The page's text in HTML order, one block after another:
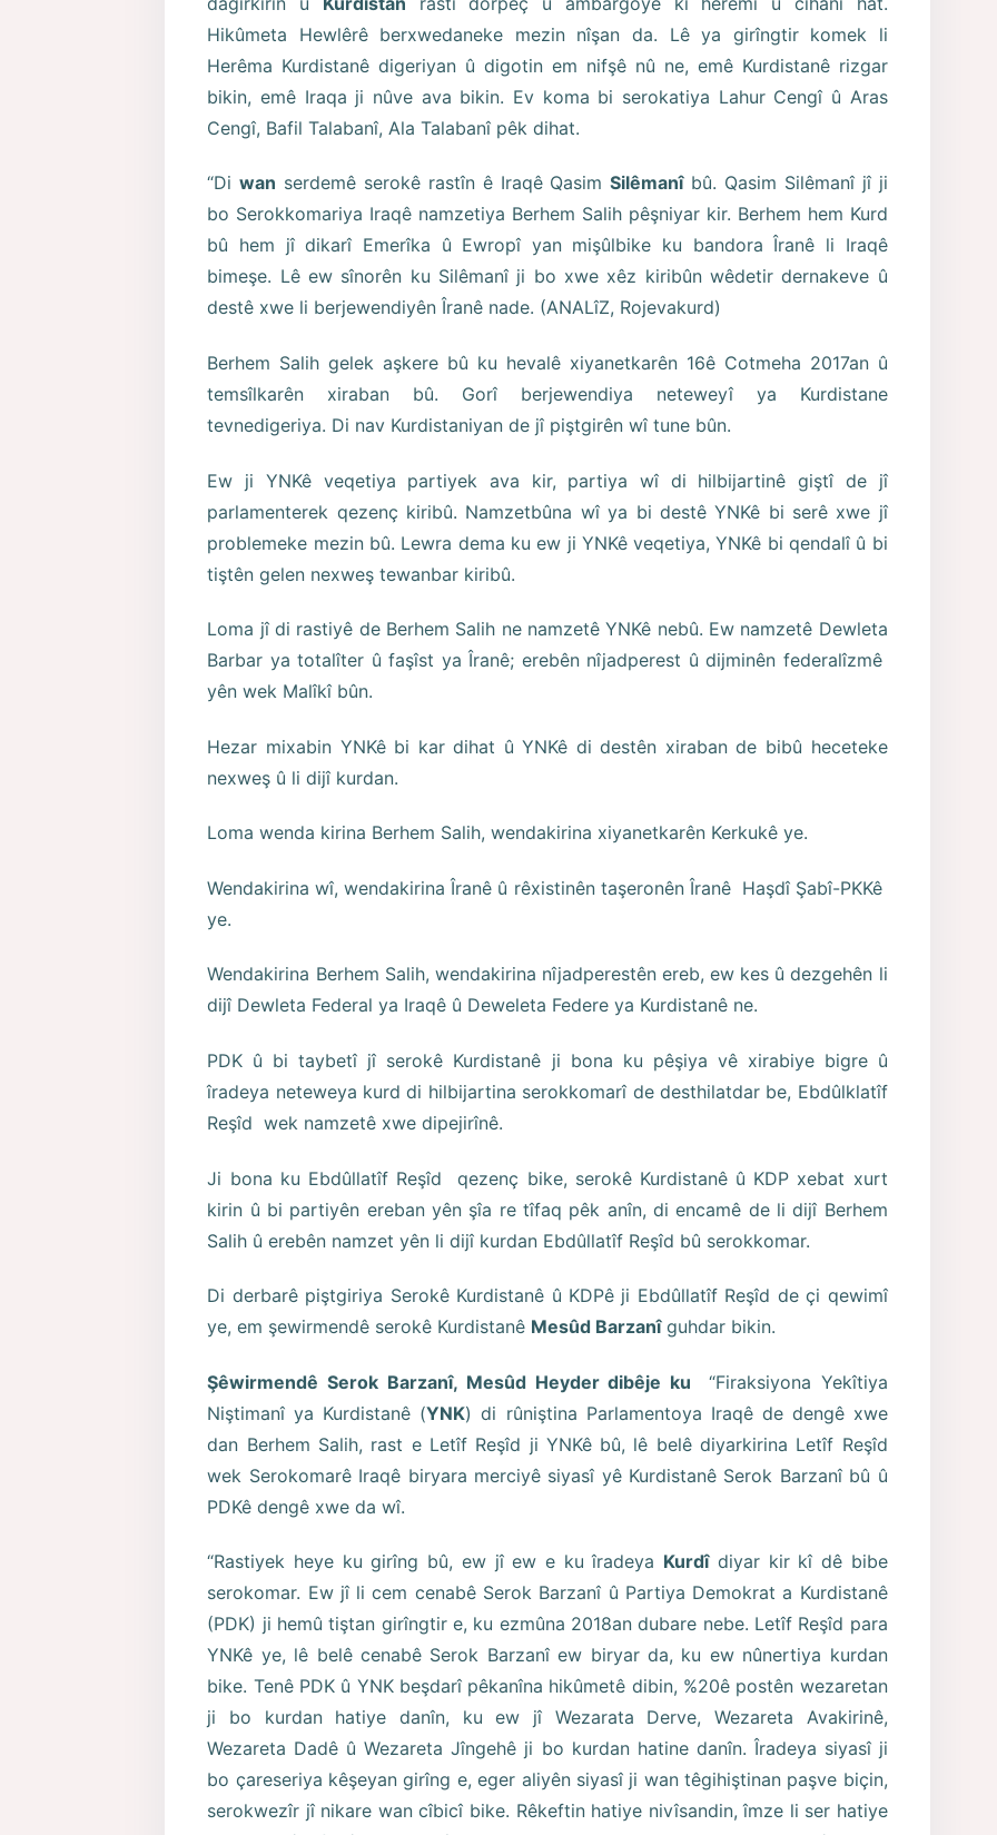
Hikûmeta Hewlêrê berxwedaneke mezin nîşan da. Lê ya girîngtir komek li
Herêma Kurdistanê digeriyan û digotin em nifşê nû ne, emê Kurdistanê rizgar
bikin, emê Iraqa ji nûve ava bikin. Ev koma bi serokatiya Lahur Cengî û Aras
Cengî, Bafil Talabanî, Ala Talabanî pêk dihat.
“Diwan serdemê serokê rastîn ê Iraqê QasimSilêmanîbû. Qasim Silêmanî jî ji
bo Serokkomariya Iraqê namzetiya Berhem Salih pêşniyar kir. Berhem hem Kurd
bû hem jî dikarî Emerîka û Ewropî yan mişûlbike ku bandora Îranê li Iraqê
bimeşe. Lê ew sînorên ku Silêmanî ji bo xwe xêz kiribûn wêdetir dernakeve û
destê xwe li berjewendiyên Îranê nade. (ANALîZ, Rojevakurd)
Berhem Salih gelek aşkere bû ku hevalê xiyanetkarên 16ê Cotmeha 2017an û
temsîlkarên xiraban bû. Gorî berjewendiya neteweyî ya Kurdistane
tevnedigeriya. Di nav Kurdistaniyan de jî piştgirên wî tune bûn.
Ew ji YNKê veqetiya partiyek ava kir, partiya wî di hilbijartinê giştî de jî
parlamenterek qezenç kiribû. Namzetbûna wî ya bi destê YNKê bi serê xwe jî
problemeke mezin bû. Lewra dema ku ew ji YNKê veqetiya, YNKê bi qendalî û bi
tiştên gelen nexweş tewanbar kiribû.
Loma jî di rastiyê de Berhem Salih ne namzetê YNKê nebû. Ew namzetê Dewleta
Barbar ya totalîter û faşîst ya Îranê; erebên nîjadperest û dijminên federalîzmê
yên wek Malîkî bûn.
Hezar mixabin YNKê bi kar dihat û YNKê di destên xiraban de bibû heceteke
nexweş û li dijî kurdan.
Loma wenda kirina Berhem Salih, wendakirina xiyanetkarên Kerkukê ye.
Wendakirina wî, wendakirina Îranê û rêxistinên taşeronên Îranê Haşdî Şabî-PKKê
ye.
Wendakirina Berhem Salih, wendakirina nîjadperestên ereb, ew kes û dezgehên li
dijî Dewleta Federal ya Iraqê û Deweleta Federe ya Kurdistanê ne.
PDK û bi taybetî jî serokê Kurdistanê ji bona ku pêşiya vê xirabiye bigre û
îradeya neteweya kurd di hilbijartina serokkomarî de desthilatdar be, Ebdûlklatîf
Reşîd wek namzetê xwe dipejirînê.
Ji bona ku Ebdûllatîf Reşîd qezenç bike, serokê Kurdistanê û KDP xebat xurt
kirin û bi partiyên ereban yên şîa re tîfaq pêk anîn, di encamê de li dijî Berhem
Salih û erebên namzet yên li dijî kurdan Ebdûllatîf Reşîd bû serokkomar.
Di derbarê piştgiriya Serokê Kurdistanê û KDPê ji Ebdûllatîf Reşîd de çi qewimî
ye, em şewirmendê serokê Kurdistanê Mesûd Barzanîguhdar bikin.
Şêwirmendê Serok Barzanî, Mesûd Heyder dibêje ku “Firaksiyona Yekîtiya
Niştimanî ya Kurdistanê (YNK) di rûniştina Parlamentoya Iraqê de dengê xwe
dan Berhem Salih, rast e Letîf Reşîd ji YNKê bû, lê belê diyarkirina Letîf Reşîd
wek Serokomarê Iraqê biryara merciyê siyasî yê Kurdistanê Serok Barzanî bû û
PDKê dengê xwe da wî.
“Rastiyek heye ku girîng bû, ew jî ew e ku îradeya Kurdîdiyar kir kî dê bibe
serokomar. Ew jî li cem cenabê Serok Barzanî û Partiya Demokrat a Kurdistanê
(PDK) ji hemû tiştan girîngtir e, ku ezmûna 2018an dubare nebe. Letîf Reşîd para
YNKê ye, lê belê cenabê Serok Barzanî ew biryar da, ku ew nûnertiya kurdan
bike. Tenê PDK û YNK beşdarî pêkanîna hikûmetê dibin, %20ê postên wezaretan
ji bo kurdan hatiye danîn, ku ew jî Wezarata Derve, Wezareta Avakirinê,
Wezareta Dadê û Wezareta Jîngehê ji bo kurdan hatine danîn. Îradeya siyasî ji
bo çareseriya kêşeyan girîng e, eger aliyên siyasî ji wan têgihiştinan paşve biçin,
serokwezîr jî nikare wan cîbicî bike. Rêkeftin hatiye nivîsandin, îmze li ser hatiye